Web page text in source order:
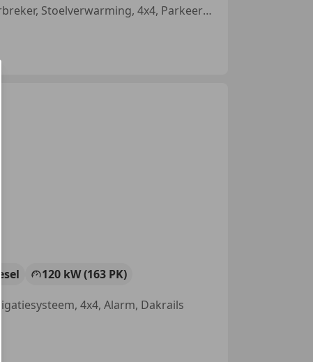
Met onderhoudshistorie, Navigatiesysteem, Regensensor, Startonderbreker, Stoelverwarming, 4x4, Parkeerhulp achter, Lichtmetalen velgen
120 kW (163 PK)
4x4, Alarm, Dakrails